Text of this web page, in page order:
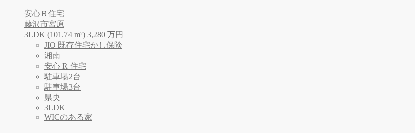
安心Ｒ住宅
藤沢市宮原
3LDK (101.74 m²) 3,280 万円
JIO 既存住宅かし保険
湘南
安心 R 住宅
駐車場2台
駐車場3台
県央
3LDK
WICのある家